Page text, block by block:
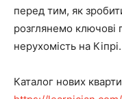
перед тим, як
розглянемо ключові
нерухомість на Кіпрі.
Каталог нових